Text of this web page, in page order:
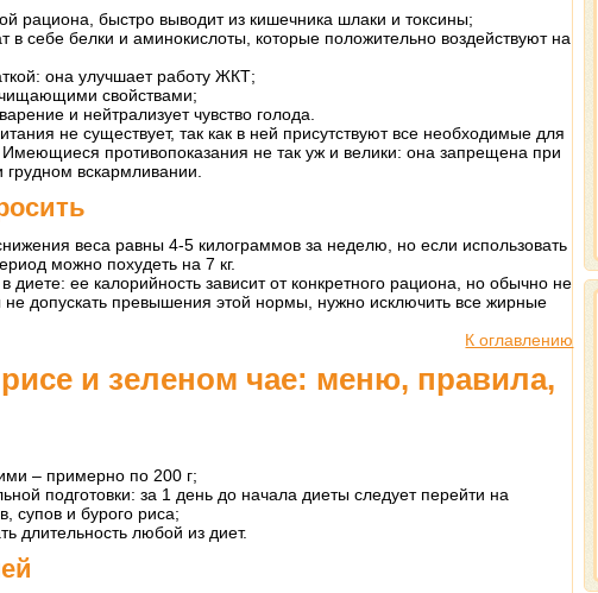
рациона, быстро выводит из кишечника шлаки и токсины;
себе белки и аминокислоты, которые положительно воздействуют на
она улучшает работу ЖКТ;
свойствами;
и нейтрализует чувство голода.
не существует, так как в ней присутствуют все необходимые для
противопоказания не так уж и велики: она запрещена при
вскармливании.
веса равны 4-5 килограммов за неделю, но если использовать
можно похудеть на 7 кг.
диете: ее калорийность зависит от конкретного рациона, но обычно не
допускать превышения этой нормы, нужно исключить все жирные
К оглавлению
и зеленом чае: меню, правила,
– примерно по 200 г;
подготовки: за 1 день до начала диеты следует перейти на
супов и бурого риса;
длительность любой из диет.